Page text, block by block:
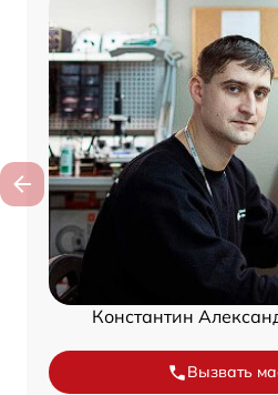
Константин
Вызвать